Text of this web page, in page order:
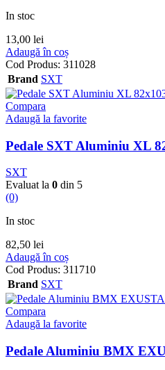
In stoc
13,00 lei
Adaugă în coș
Cod Produs: 311028
Brand SXT
Compara
Adaugă la favorite
Pedale SXT Aluminiu XL
SXT
Evaluat la 0 din 5
(0)
In stoc
82,50 lei
Adaugă în coș
Cod Produs: 311710
Brand SXT
Compara
Adaugă la favorite
Pedale Aluminiu BMX